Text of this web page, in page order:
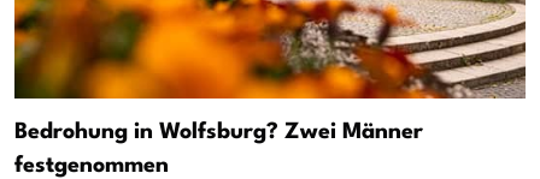
Bedrohung in Wolfsburg? Zwei Männer
festgenommen